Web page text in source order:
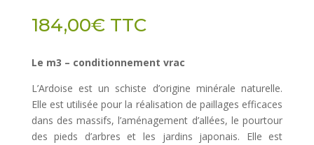
184,00€ TTC
Le m3 – conditionnement vrac
L’Ardoise est un schiste d’origine minérale naturelle.
Elle est utilisée pour la réalisation de paillages efficaces
dans des massifs, l’aménagement d’allées, le pourtour
des pieds d’arbres et les jardins japonais. Elle est